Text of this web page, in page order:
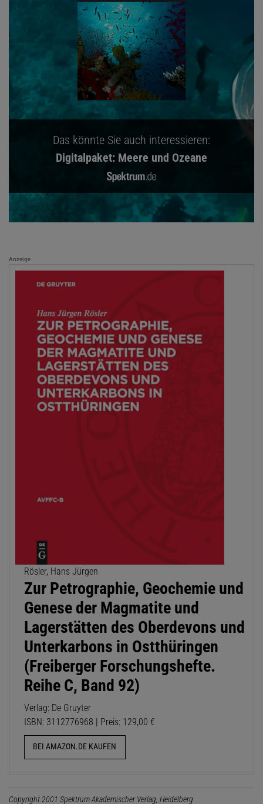
Das könnte Sie auch interessieren:
Digitalpaket: Meere und Ozeane
Anzeige
Rösler, Hans Jürgen
Zur Petrographie, Geochemie und
Genese der Magmatite und
Lagerstätten des Oberdevons und
Unterkarbons in Ostthüringen
(Freiberger Forschungshefte.
Reihe C, Band 92)
Verlag: De Gruyter
ISBN: 3112776968 | Preis: 129,00 €
BEI AMAZON.DE KAUFEN
Copyright 2001 Spektrum Akademischer Verlag, Heidelberg